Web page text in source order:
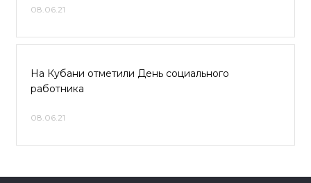
08.06.21
На Кубани отметили День социального
работника
08.06.21